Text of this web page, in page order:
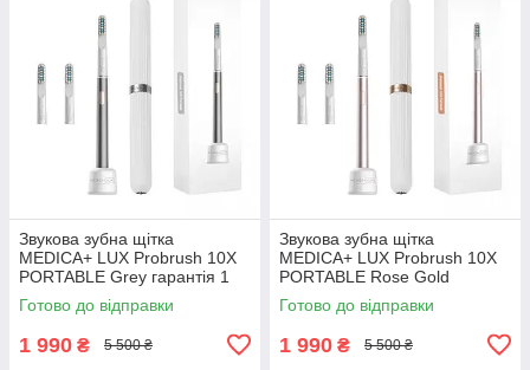
Звукова зубна щітка
MEDICA+ LUX Probrush 10X
PORTABLE Grey гарантія 1
рік
Готово до відправки
1 990 ₴ 5 500 ₴
Звукова зубна щітка
MEDICA+ LUX Probrush 10X
PORTABLE Rose Gold
гарантія 1 рік
Готово до відправки
1 990 ₴ 5 500 ₴